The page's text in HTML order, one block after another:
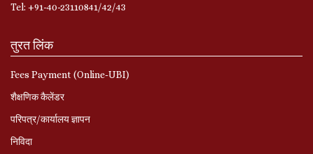
Tel: +91-40-23110841/42/43
तुरत लिंक
Fees Payment (Online-UBI)
शैक्षणिक कैलेंडर
परिपत्र/कार्यालय ज्ञापन
निविदा